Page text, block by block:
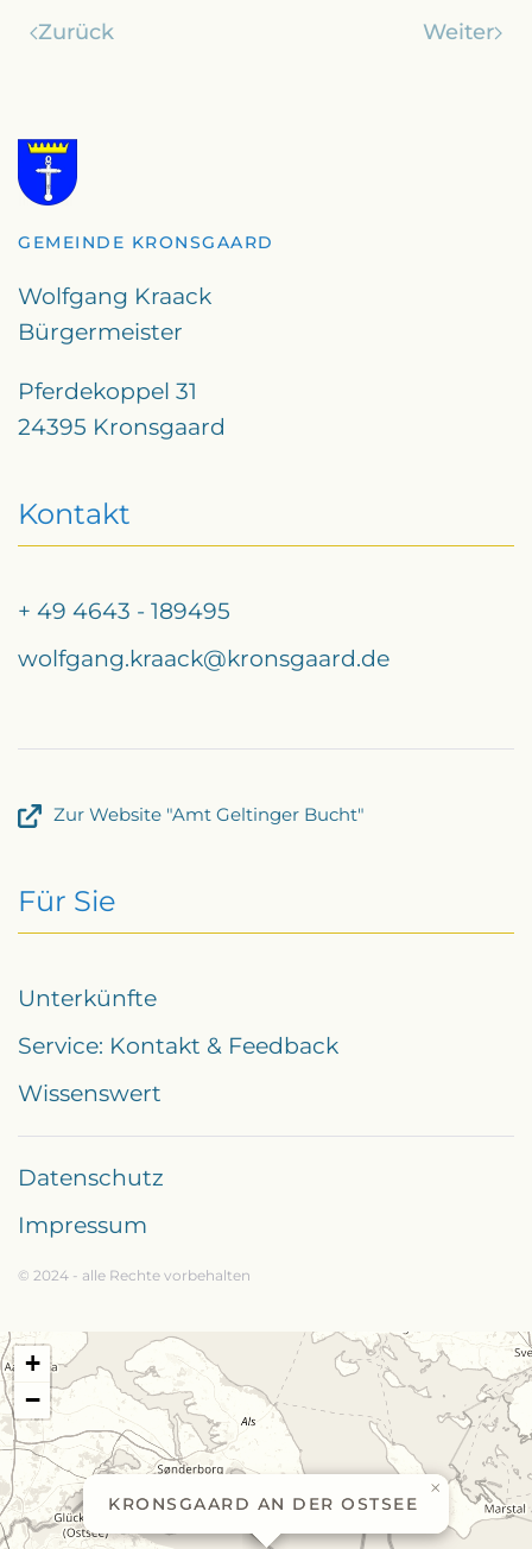
Zurück Weiter
GEMEINDE KRONSGAARD
Wolfgang Kraack
Bürgermeister
Pferdekoppel 31
24395 Kronsgaard
Kontakt
+ 49 4643 - 189495
wolfgang.kraack@kronsgaard.de
Zur Website "Amt Geltinger Bucht"
Für Sie
Unterkünfte
Service: Kontakt & Feedback
Wissenswert
Datenschutz
Impressum
© 2024 - alle Rechte vorbehalten
KRONSGAARD AN DER OSTSEE
×
+
−